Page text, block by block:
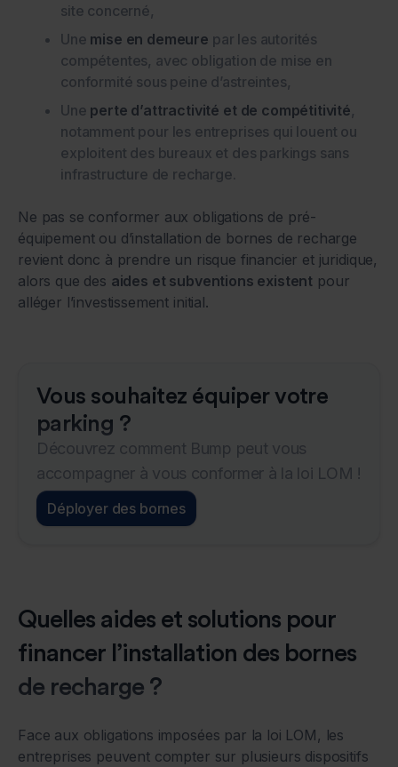
site concerné,
Une mise en demeure par les autorités
compétentes, avec obligation de mise en
conformité sous peine d’astreintes,
Une perte d’attractivité et de compétitivité,
notamment pour les entreprises qui louent ou
exploitent des bureaux et des parkings sans
infrastructure de recharge.
Ne pas se conformer aux obligations de pré-
équipement ou d’installation de bornes de recharge
revient donc à prendre un risque financier et juridique,
alors que des aides et subventions existent pour
alléger l’investissement initial.
Vous souhaitez équiper votre
parking ?
Découvrez comment Bump peut vous
accompagner à vous conformer à la loi LOM !
Déployer des bornes
Quelles aides et solutions pour
financer l’installation des bornes
de recharge ?
Face aux obligations imposées par la loi LOM, les
entreprises peuvent compter sur plusieurs dispositifs